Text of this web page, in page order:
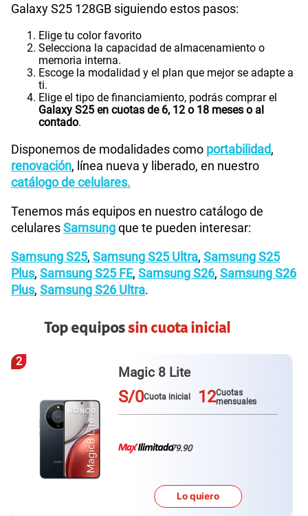
Galaxy S25 128GB siguiendo estos pasos:
Elige tu color favorito
Selecciona la capacidad de almacenamiento o
memoria interna.
Escoge la modalidad y el plan que mejor se adapte a
ti.
Elige el tipo de financiamiento, podrás comprar el
Galaxy S25 en cuotas de 6, 12 o 18 meses o al
contado.
Disponemos de modalidades como portabilidad,
renovación, línea nueva y liberado, en nuestro
catálogo de celulares.
Tenemos más equipos en nuestro catálogo de
celularesSamsungque te pueden interesar:
Samsung S25, Samsung S25 Ultra, Samsung S25
Plus, Samsung S25 FE, Samsung S26, Samsung S26
Plus, Samsung S26 Ultra.
Top equipossin cuota inicial
Galaxy A57
S/0Cuota inicial 12mensuales
Lo quiero